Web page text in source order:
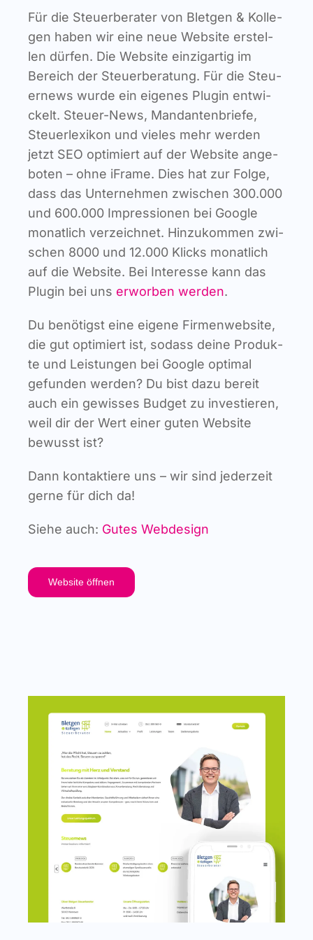
Infor­ma­ti­ves
Maga­zin
Für die Steu­er­be­ra­ter von Blet­gen & Kol­le­
gen haben wir eine neue Web­site erstel­
len dür­fen. Die Web­site ein­zig­ar­tig im
Bereich der Steu­er­be­ra­tung. Für die Steu­
er­news wur­de ein eige­nes Plug­in ent­wi­
ckelt. Steu­er-News, Man­dan­ten­brie­fe,
Steu­er­le­xi­kon und vie­les mehr wer­den
jetzt SEO opti­miert auf der Web­site ange­
bo­ten – ohne iFrame. Dies hat zur Fol­ge,
dass das Unter­neh­men zwi­schen 300.000
und 600.000 Impres­sio­nen bei Goog­le
monat­lich ver­zeich­net. Hin­zu­kom­men zwi­
schen 8000 und 12.000 Klicks monat­lich
auf die Web­site. Bei Inter­es­se kann das
Plug­in bei uns erwor­ben wer­den.
Du benö­tigst eine eige­ne Fir­men­web­site,
die gut opti­miert ist, sodass dei­ne Pro­duk­
te und Leis­tun­gen bei Goog­le opti­mal
gefun­den wer­den? Du bist dazu bereit
auch ein gewis­ses Bud­get zu inves­tie­ren,
weil dir der Wert einer guten Web­site
bewusst ist?
Dann kon­tak­tie­re uns – wir sind jeder­zeit
ger­ne für dich da!
Sie­he auch: Gutes Web­de­sign
Web­site öffnen